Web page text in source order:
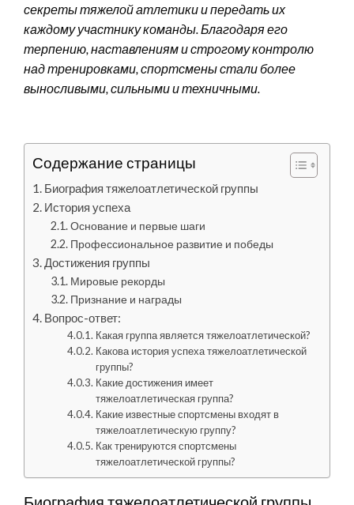
секреты тяжелой атлетики и передать их
каждому участнику команды. Благодаря его
терпению, наставлениям и строгому контролю
над тренировками, спортсмены стали более
выносливыми, сильными и техничными.
Содержание страницы
Биография тяжелоатлетической группы
История успеха
Основание и первые шаги
Профессиональное развитие и победы
Достижения группы
Мировые рекорды
Признание и награды
Вопрос-ответ:
Какая группа является тяжелоатлетической?
Какова история успеха тяжелоатлетической
группы?
Какие достижения имеет
тяжелоатлетическая группа?
Какие известные спортсмены входят в
тяжелоатлетическую группу?
Как тренируются спортсмены
тяжелоатлетической группы?